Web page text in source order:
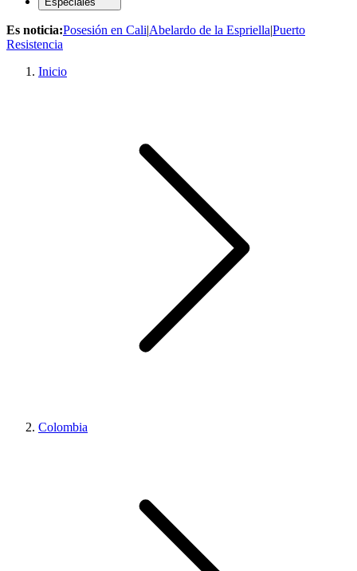
Es noticia:Posesión en Cali|Abelardo de la Espriella|Puerto
Resistencia
Inicio
Colombia